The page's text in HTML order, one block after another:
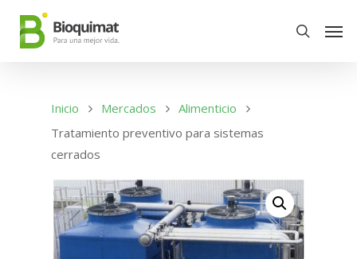
Inicio Mercados
Alimenticio
Tratamiento preventivo para sistemas
cerrados